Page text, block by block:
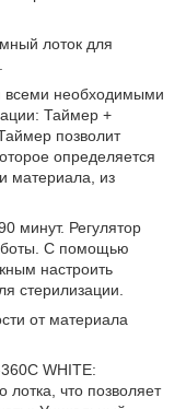
лоток для
необходимыми
Таймер +
позволит
определяется
материала, из
минут. Регулятор
С помощью
настроить
стерилизации.
от материала
WHITE:
что позволяет